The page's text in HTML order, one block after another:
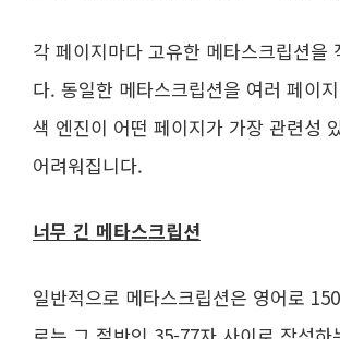
각 페이지마다 고유한 메타스크립션을
다. 동일한 메타스크립션을 여러 페이
색 엔진이 어떤 페이지가 가장 관련성
어려워집니다.
너무 긴 메타스크립션
일반적으로 메타스크립션은 영어로